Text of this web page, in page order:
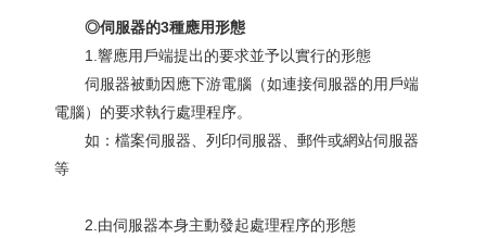
◎伺服器的3種應用形態
1.響應用戶端提出的要求並予以實行的形態
伺服器被動因應下游電腦（如連接伺服器的用戶端
電腦）的要求執行處理程序。
如：檔案伺服器、列印伺服器、郵件或網站伺服器
等
2.由伺服器本身主動發起處理程序的形態